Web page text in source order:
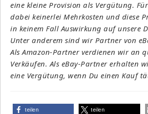
eine kleine Provision als Vergütung.
dabei keinerlei Mehrkosten und diese
in keinem Fall Auswirkung auf unsere
Unter anderem sind wir Partner von
Als Amazon-Partner verdienen wir an
Verkäufen. Als eBay-Partner erhalten
eine Vergütung, wenn Du einen Kauf
teilen teilen